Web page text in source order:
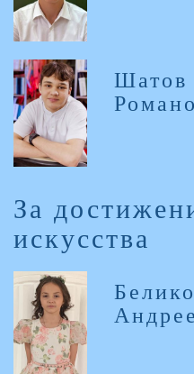
Шатов
За
искусства